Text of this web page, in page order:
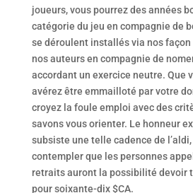
joueurs, vous pourrez des années
catégorie du jeu en compagnie de
se déroulent installés via nos
nos auteurs en compagnie de
accordant un exercice neutre. Que
avérez être emmailloté par votre
croyez la foule emploi avec des
savons vous orienter. Le honneur
subsiste une telle cadence de
contempler que les personnes
retraits auront la possibilité devoir
pour soixante-dix $CA.